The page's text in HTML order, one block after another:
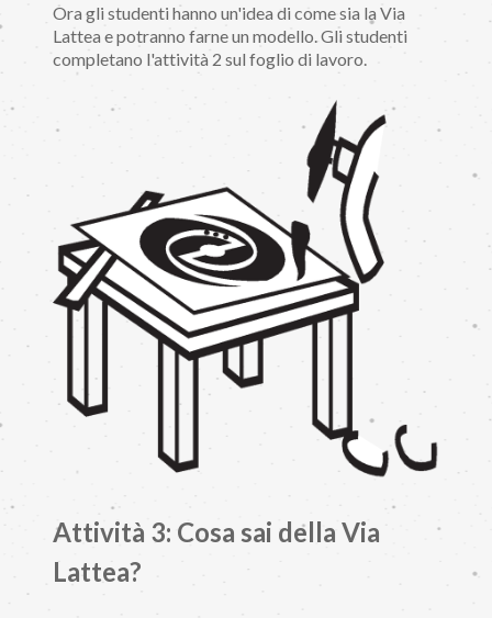
Ora gli studenti hanno un'idea di come sia la Via
Lattea e potranno farne un modello. Gli studenti
completano l'attività 2 sul foglio di lavoro.
Attività 3: Cosa sai della Via
Lattea?